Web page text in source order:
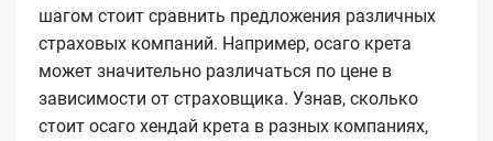
шагом стоит сравнить предложения различных
страховых компаний. Например, осаго крета
может значительно различаться по цене в
зависимости от страховщика. Узнав, сколько
стоит осаго хендай крета в разных компаниях,